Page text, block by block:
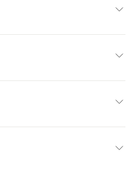
Benedetta
Agostino Petroni,
Regis St